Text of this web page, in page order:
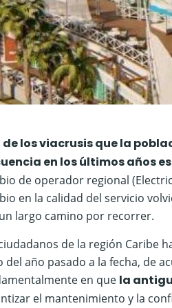
de los viacrusis que la
en los últimos años
de operador regional
en la calidad del servicio
largo camino por recorrer.
de la región Caribe
del año pasado a la fecha, de
en que la
el mantenimiento y la